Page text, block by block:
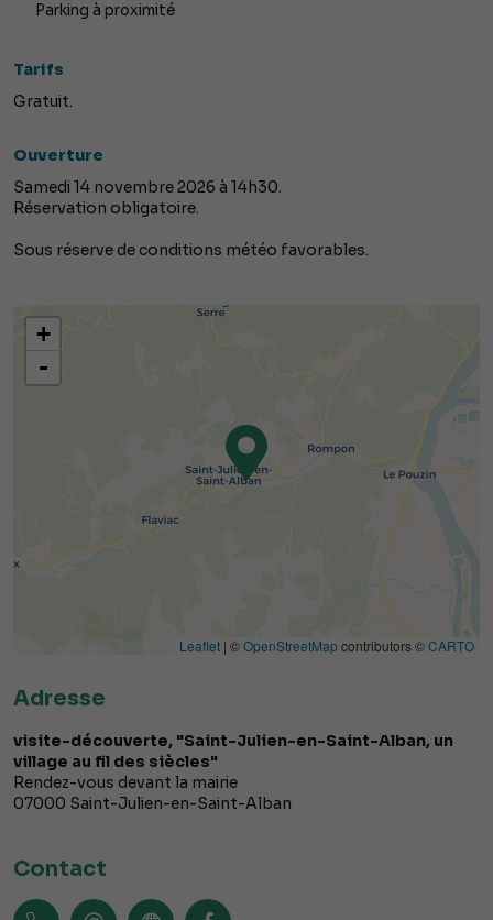
Parking à proximité
Tarifs
Gratuit.
Ouverture
Samedi 14 novembre 2026 à 14h30.
Réservation obligatoire.
Sous réserve de conditions météo favorables.
+
-
Leaflet | ©OpenStreetMapcontributors ©CARTO
Adresse
visite-découverte, "Saint-Julien-en-Saint-Alban, un
village au fil des siècles"
Rendez-vous devant la mairie
07000 Saint-Julien-en-Saint-Alban
Contact